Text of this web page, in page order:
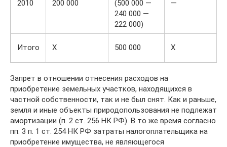
2010 200 000
(500 000 —
240 000 —
222 000)
—
Итого Х 500 000 Х
Запрет в отношении отнесения расходов на
приобретение земельных участков, находящихся в
частной собственности, так и не был снят. Как и раньше,
земля и иные объекты природопользования не подлежат
амортизации (п. 2 ст. 256 НК РФ). В то же время согласно
пп. 3 п. 1 ст. 254 НК РФ затраты налогоплательщика на
приобретение имущества, не являющегося